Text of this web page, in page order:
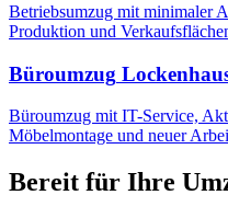
Betriebsumzug mit minimaler
Produktion und
Büroumzug
Büroumzug mit IT-Service,
Möbelmontage und neuer
Bereit für Ihre